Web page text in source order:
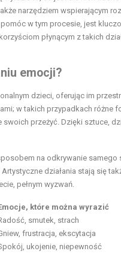
narzędziem wspierającym
w tym procesie, jest
płynącym z takich
emocji?
dzieci, oferując im
w takich przypadkach różne
przeżyć. Dzięki sztuce,
na odkrywanie
działania stają się
pełnym wyzwań.
które można wyrazić
smutek, strach
frustracja, ekscytacja
ukojenie, niepewność